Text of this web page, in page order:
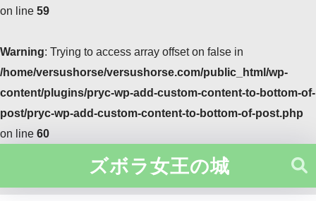
on line 59
Warning: Trying to access array offset on false in
/home/versushorse/versushorse.com/public_html/wp-
content/plugins/pryc-wp-add-custom-content-to-bottom-of-
post/pryc-wp-add-custom-content-to-bottom-of-post.php
on line 60
ズボラ女王の城